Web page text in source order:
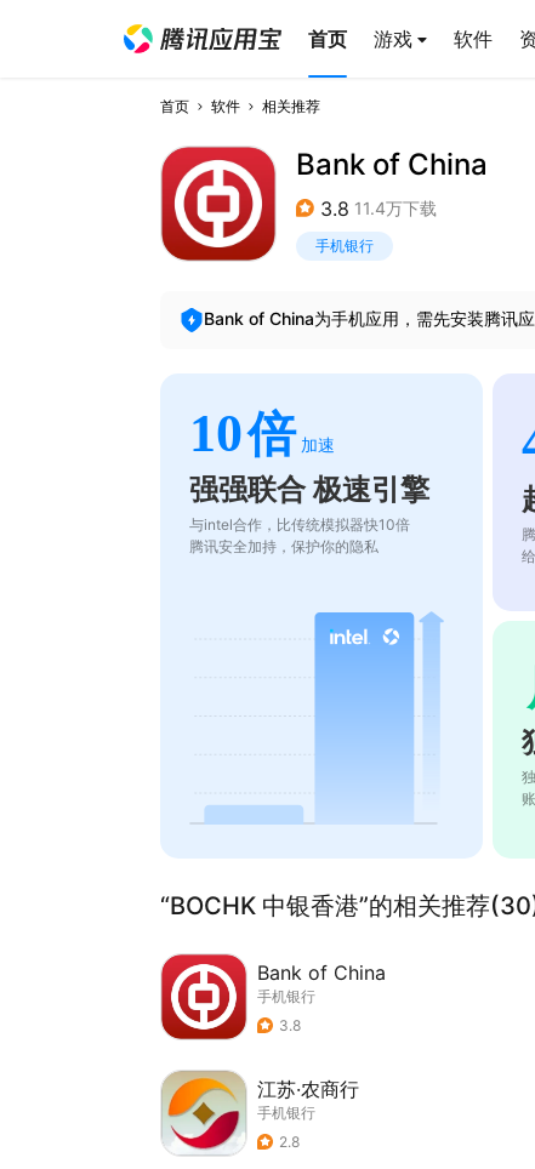
首页 游戏 软件
首页 软件 相关推荐
Bank of China
3.8 11.4万下载
手机银行
Bank of China为手机应用，需先安装腾讯
10倍 加速
强强联合 极速引擎
与intel合作，比传统模拟器快10倍
腾讯安全加持，保护你的隐私
“BOCHK 中银香港”的相关推荐
Bank of China
手机银行
3.8
江苏·农商行
手机银行
2.8